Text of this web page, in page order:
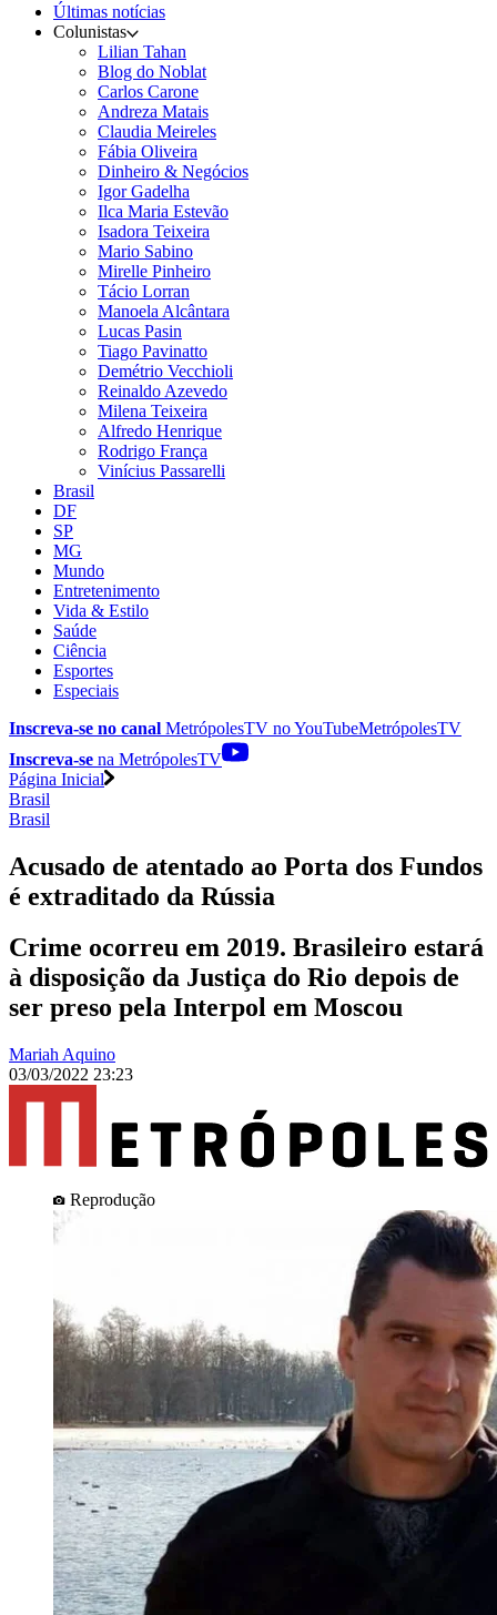
Últimas notícias
Colunistas
Lilian Tahan
Blog do Noblat
Carlos Carone
Andreza Matais
Claudia Meireles
Fábia Oliveira
Dinheiro & Negócios
Igor Gadelha
Ilca Maria Estevão
Isadora Teixeira
Mario Sabino
Mirelle Pinheiro
Tácio Lorran
Manoela Alcântara
Lucas Pasin
Tiago Pavinatto
Demétrio Vecchioli
Reinaldo Azevedo
Milena Teixeira
Alfredo Henrique
Rodrigo França
Vinícius Passarelli
Brasil
DF
SP
MG
Mundo
Entretenimento
Vida & Estilo
Saúde
Ciência
Esportes
Especiais
Inscreva-se no canal MetrópolesTV noYouTubeMetrópolesTV
Inscreva-se na MetrópolesTV
Página Inicial
Brasil
Brasil
Acusado de atentado ao Porta dos Fundos
é extraditado da Rússia
Crime ocorreu em 2019. Brasileiro estará
à disposição da Justiça do Rio depois de
ser preso pela Interpol em Moscou
Mariah Aquino
03/03/2022 23:23
Reprodução